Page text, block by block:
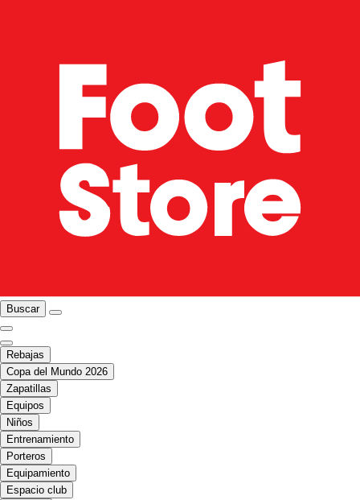
Buscar
Rebajas
Copa del Mundo 2026
Zapatillas
Equipos
Niños
Entrenamiento
Porteros
Equipamiento
Espacio club